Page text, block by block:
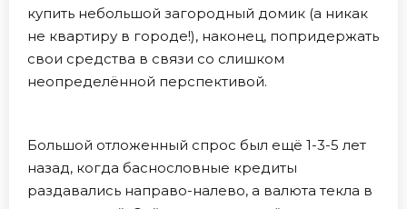
купить небольшой загородный домик (а никак
не квартиру в городе!), наконец, попридержать
свои средства в связи со слишком
неопределённой перспективой.
Большой отложенный спрос был ещё 1-3-5 лет
назад, когда баснословные кредиты
раздавались направо-налево, а валюта текла в